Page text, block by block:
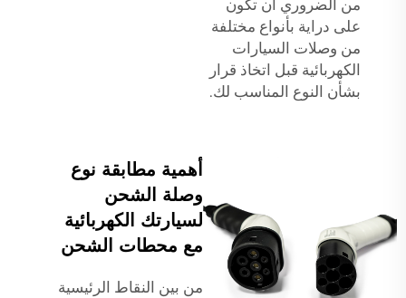
من الضروري أن تكون
على دراية بأنواع مختلفة
من وصلات السيارات
الكهربائية قبل اتخاذ قرار
بشأن النوع المناسب لك.
أهمية مطابقة نوع
وصلة الشحن
لسيارتك الكهربائية
مع محطات الشحن
من بين النقاط الرئيسية